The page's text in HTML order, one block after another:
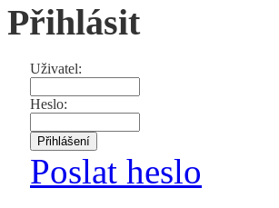
Přihlásit
Uživatel:
Heslo:
Poslat heslo